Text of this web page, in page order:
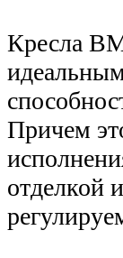
Кресла
Причем
отделкой